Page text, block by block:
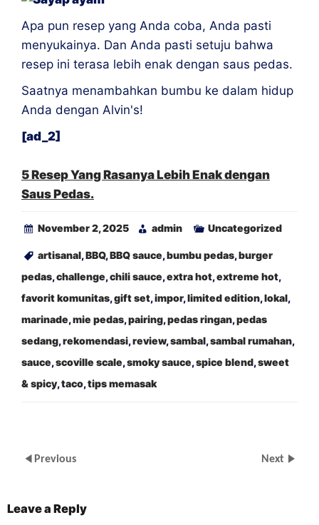
Apa pun resep yang Anda coba, Anda pasti
menyukainya. Dan Anda pasti setuju bahwa
resep ini terasa lebih enak dengan saus pedas.
Saatnya menambahkan bumbu ke dalam hidup
Anda dengan Alvin's!
[ad_2]
5 Resep Yang Rasanya Lebih Enak dengan
Saus Pedas.
November 2, 2025 admin Uncategorized
artisanal,BBQ,BBQ sauce,bumbu pedas,burger
pedas,challenge,chili sauce,extra hot,extreme hot,
favorit komunitas,gift set,impor,limited edition,lokal,
marinade,mie pedas,pairing,pedas ringan,pedas
sedang,rekomendasi,review,sambal,sambal rumahan,
sauce,scoville scale,smoky sauce,spice blend,sweet
& spicy,taco,tips memasak
Previous Next
Leave a Reply